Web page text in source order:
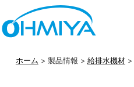
ホーム > 製品情報 > 給排水機材>